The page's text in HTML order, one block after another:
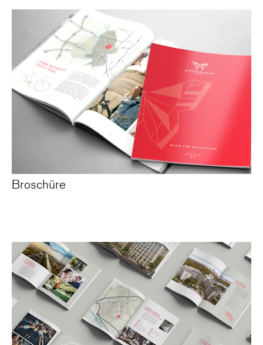
Broschüre